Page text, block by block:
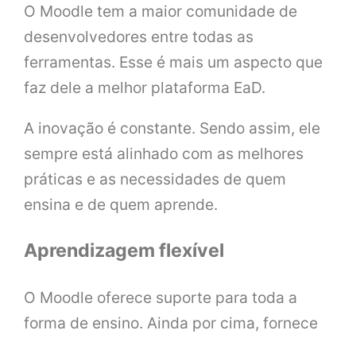
O Moodle tem a maior comunidade de
desenvolvedores entre todas as
ferramentas. Esse é mais um aspecto que
faz dele a melhor plataforma EaD.
A inovação é constante. Sendo assim, ele
sempre está alinhado com as melhores
práticas e as necessidades de quem
ensina e de quem aprende.
Aprendizagem flexível
O Moodle oferece suporte para toda a
forma de ensino. Ainda por cima, fornece